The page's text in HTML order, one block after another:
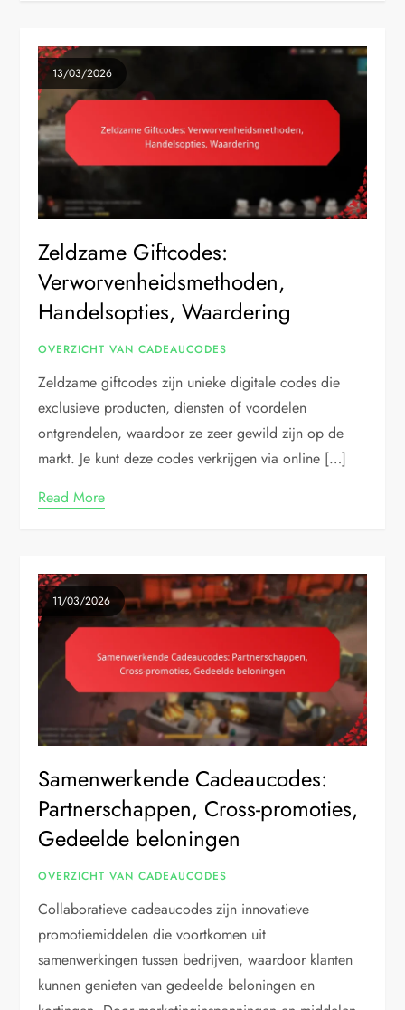
13/03/2026
Zeldzame Giftcodes:
Verworvenheidsmethoden,
Handelsopties, Waardering
OVERZICHT VAN CADEAUCODES
Zeldzame giftcodes zijn unieke digitale codes die
exclusieve producten, diensten of voordelen
ontgrendelen, waardoor ze zeer gewild zijn op de
markt. Je kunt deze codes verkrijgen via online […]
Read More
11/03/2026
Samenwerkende Cadeaucodes:
Partnerschappen, Cross-promoties,
Gedeelde beloningen
OVERZICHT VAN CADEAUCODES
Collaboratieve cadeaucodes zijn innovatieve
promotiemiddelen die voortkomen uit
samenwerkingen tussen bedrijven, waardoor klanten
kunnen genieten van gedeelde beloningen en